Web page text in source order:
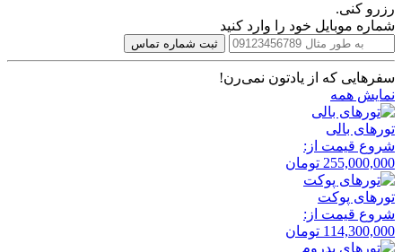
رزرو کنی.
شماره موبایل خود را وارد کنید
ثبت شماره تماس
سفرهایی که از یادتون نمی‌رن!
نمایش همه
تور‌های بالی
شروع قیمت از:
255,000,000 تومان
تور‌های پوکت
شروع قیمت از:
114,300,000 تومان